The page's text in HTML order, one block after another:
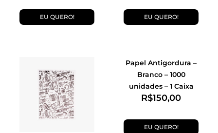
EU QUERO! EU QUERO!
Papel Antigordura –
Branco – 1000
unidades – 1 Caixa
R$150,00
EU QUERO!